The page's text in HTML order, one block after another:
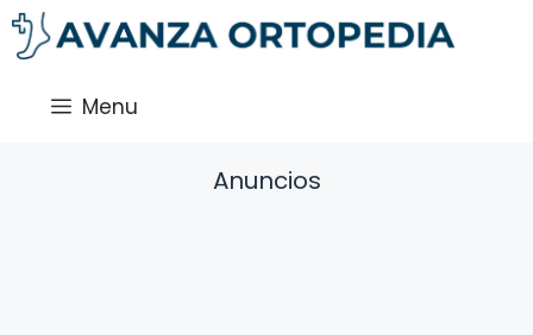
Saltar
al
Menu
Anuncios